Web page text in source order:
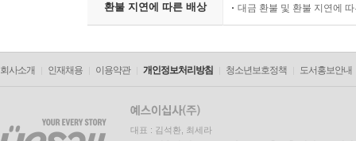
환불 지연에 따른 배상 대금 환불 및 환불 지연에
회사소개 인재채용 이용약관 개인정보처리방침 청소년보호정책 도서홍보안내
대표 : 김석환, 최세라